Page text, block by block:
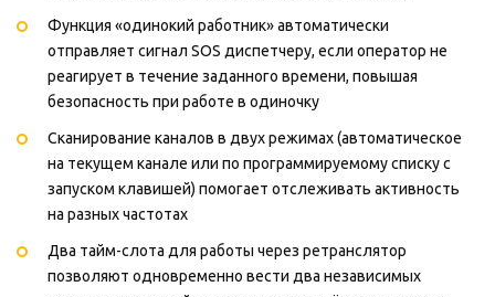
Функция «одинокий работник» автоматически
отправляет сигнал SOS диспетчеру, если оператор не
реагирует в течение заданного времени, повышая
безопасность при работе в одиночку
Сканирование каналов в двух режимах (автоматическое
на текущем канале или по программируемому списку с
запуском клавишей) помогает отслеживать активность
на разных частотах
Два тайм-слота для работы через ретранслятор
позволяют одновременно вести два независимых